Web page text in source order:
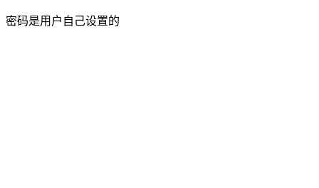
密码是用户自己设置的